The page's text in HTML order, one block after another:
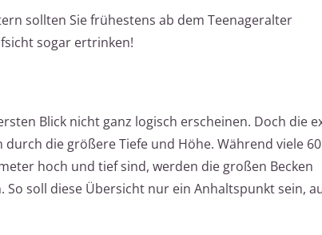
sollten Sie frühestens ab dem Teenageralter
sogar ertrinken!
Blick nicht ganz logisch erscheinen. Doch die
die größere Tiefe und Höhe. Während viele 60
hoch und tief sind, werden die großen Becken
soll diese Übersicht nur ein Anhaltspunkt sein,